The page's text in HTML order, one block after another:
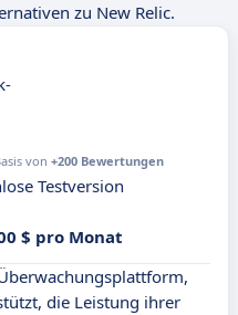
zu New Relic.
von +200 Bewertungen
Testversion
$ pro Monat
die Leistung ihrer